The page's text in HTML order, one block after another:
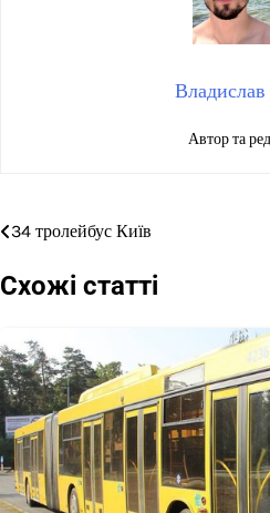
Автор та
Навігація
записів
34 тролейбус Київ
Схожі статті